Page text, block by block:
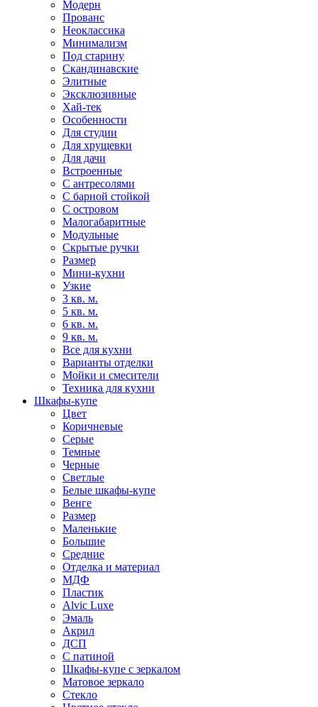
Модерн
Прованс
Неоклассика
Минимализм
Под старину
Скандинавские
Элитные
Эксклюзивные
Хай-тек
Особенности
Для студии
Для хрущевки
Для дачи
Встроенные
С антресолями
С барной стойкой
С островом
Малогабаритные
Модульные
Скрытые ручки
Размер
Мини-кухни
Узкие
3 кв. м.
5 кв. м.
6 кв. м.
9 кв. м.
Все для кухни
Варианты отделки
Мойки и смесители
Техника для кухни
Шкафы-купе
Цвет
Коричневые
Серые
Темные
Черные
Светлые
Белые шкафы-купе
Венге
Размер
Маленькие
Большие
Средние
Отделка и материал
МДФ
Пластик
Alvic Luxe
Эмаль
Акрил
ДСП
С патиной
Шкафы-купе с зеркалом
Матовое зеркало
Стекло